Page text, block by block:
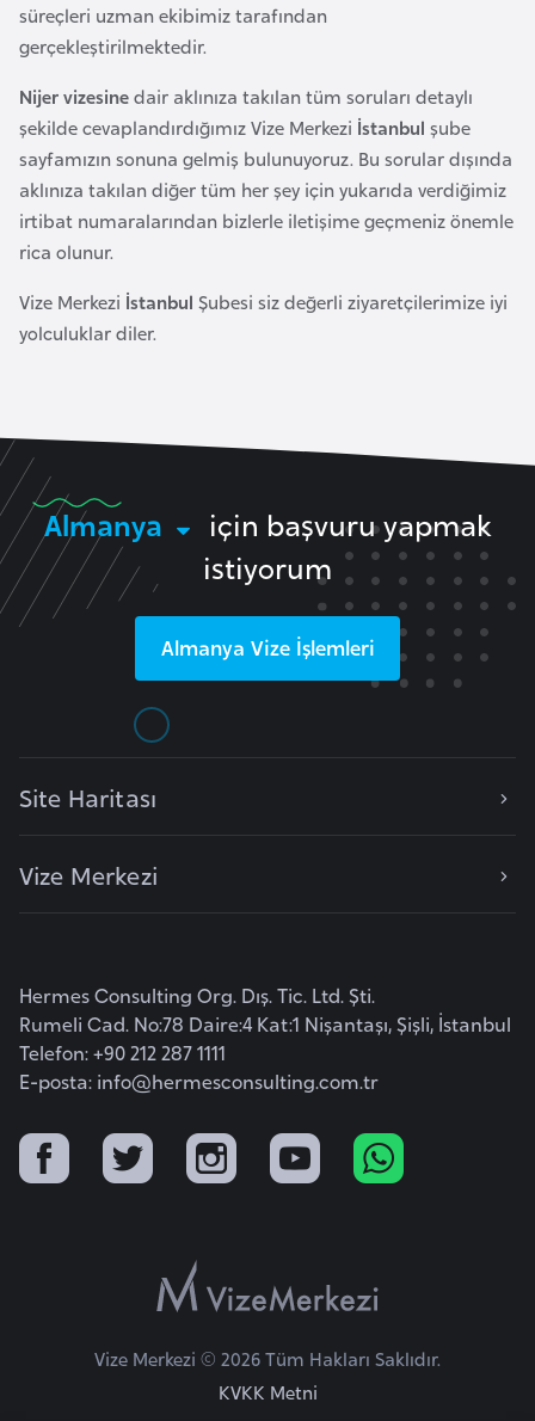
süreçleri uzman ekibimiz tarafından
gerçekleştirilmektedir.
Nijer vizesinedair aklınıza takılan tüm soruları detaylı
şekilde cevaplandırdığımız Vize Merkezi İstanbul şube
sayfamızın sonuna gelmiş bulunuyoruz. Bu sorular dışında
aklınıza takılan diğer tüm her şey için yukarıda verdiğimiz
irtibat numaralarından bizlerle iletişime geçmeniz önemle
rica olunur.
Vize Merkezi İstanbul Şubesi siz değerli ziyaretçilerimize iyi
yolculuklar diler.
Almanya
için başvuru yapmak
istiyorum
Almanya Vize İşlemleri
Site Haritası
Vize Merkezi
Hermes Consulting Org. Dış. Tic. Ltd. Şti.
Rumeli Cad. No:78 Daire:4 Kat:1 Nişantaşı, Şişli, İstanbul
Telefon: +90 212 287 1111
E-posta: info@hermesconsulting.com.tr
Vize Merkezi © 2026 Tüm Hakları Saklıdır.
KVKK Metni
Ç
i
D
a
n
i
a
r
e
m
k
o
g
u
l
g
a
r
i
s